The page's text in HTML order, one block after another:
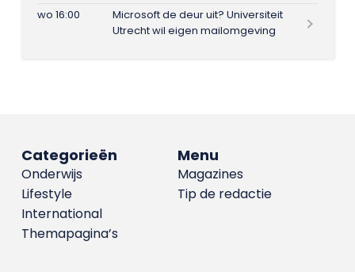
wo 16:00
Microsoft de deur uit? Universiteit
Utrecht wil eigen mailomgeving
Menu
Magazines
Tip de redactie
Categorieën
Onderwijs
Lifestyle
International
Themapagina’s